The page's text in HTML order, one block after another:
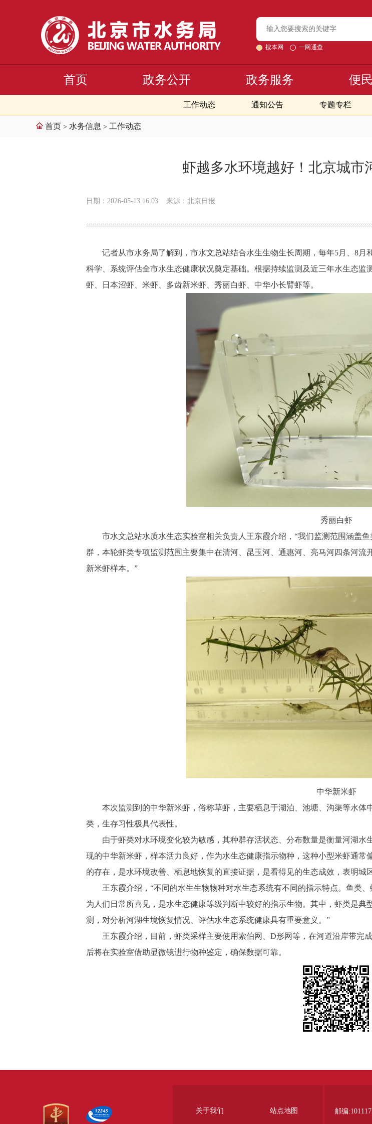
搜本网 一网通查
首页 政务公开 政务服务 便
工作动态 通知公告 专题专栏
首页 > 水务信息 > 工作动态
虾越多水环境越好！北京城市
日期：2026-05-13 16:03 来源：北京日报
记者从市水务局了解到，市水文总站结合水生生物生长周期，每年5月、8
科学、系统评估全市水生态健康状况奠定基础。根据持续监测及近三年水生态
虾、日本沼虾、米虾、多齿新米虾、秀丽白虾、中华小长臂虾等。
秀丽白虾
市水文总站水质水生态实验室相关负责人王东霞介绍，“我们监测范围涵盖
群，本轮虾类专项监测范围主要集中在清河、昆玉河、通惠河、亮马河四条河
新米虾样本。”
中华新米虾
本次监测到的中华新米虾，俗称草虾，主要栖息于湖泊、池塘、沟渠等水
类，生存习性极具代表性。
由于虾类对水环境变化较为敏感，其种群存活状态、分布数量是衡量河湖
现的中华新米虾，样本活力良好，作为水生态健康指示物种，这种小型米虾通
的存在，是水环境改善、栖息地恢复的直接证据，是看得见的生态成效，表明城
王东霞介绍，“不同的水生生物物种对水生态系统有不同的指示特点。鱼类
为人们日常所喜见，是水生态健康等级判断中较好的指示生物。其中，虾类是
测，对分析河湖生境恢复情况、评估水生态系统健康具有重要意义。”
王东霞介绍，目前，虾类采样主要使用索伯网、D形网等，在河道沿岸带完
后将在实验室借助显微镜进行物种鉴定，确保数据可靠。
关于我们 站点地图 邮编:101117